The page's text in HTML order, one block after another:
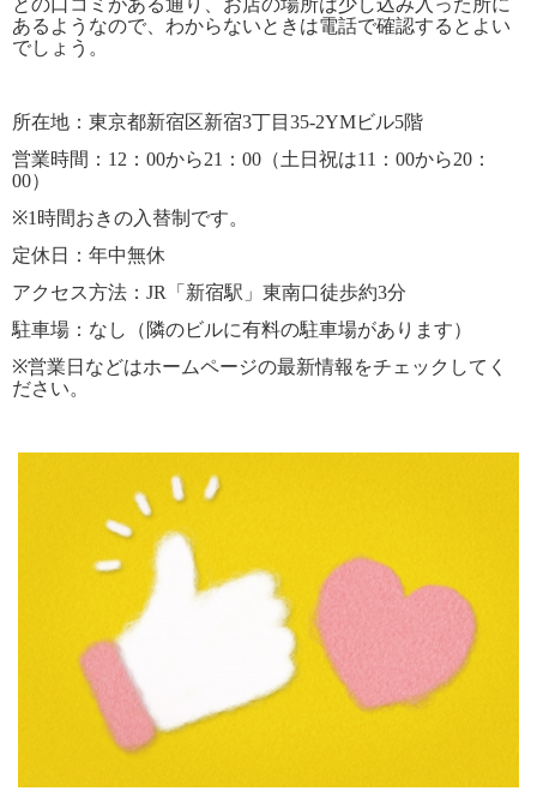
との口コミがある通り、お店の場所は少し込み入った所に
あるようなので、わからないときは電話で確認するとよい
でしょう。
所在地：東京都新宿区新宿3丁目 35-2YMビル5階
営業時間： 12： 00から21 ： 00（土日祝は11 ： 00から20：
00）
※1時間おきの入替制です。
定休日：年中無休
アクセス方法： JR「新宿駅」東南口徒歩約3分
駐車場：なし（隣のビルに有料の駐車場があります）
※営業日などはホームページの最新情報をチェックしてく
ださい。